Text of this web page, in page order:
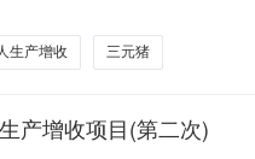
项目编号：JH25-211421-
生产增收 三元猪
产增收项目(第二次)